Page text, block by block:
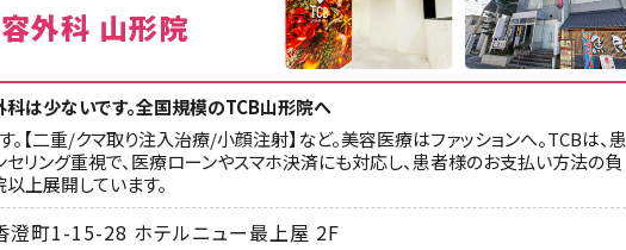
外科 山形院
は少ないです。全国規模のTCB山形院へ
【二重/クマ取り注入治療/小顔注射】など。美容医療はファッションへ。TCBは、患
セリング重視で、医療ローンやスマホ決済にも対応し、患者様のお支払い方法の負
上展開しています。
澄町1-15-28 ホテルニュー最上屋 2F